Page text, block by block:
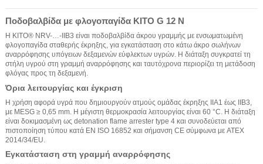
Ποδοβαλβίδα με φλογοπαγίδα KITO G 12 N
Η KITO® NRV-…-IIB3 είναι ποδοβαλβίδα άκρου γραμμής με ενσωματωμένη
φλογοπαγίδα σταθερής έκρηξης, για εγκατάσταση στο κάτω άκρο σωλήνων
αναρρόφησης υπόγειων δεξαμενών εύφλεκτων υγρών. Η διάταξη συγκρατεί τη
στήλη υγρού στη γραμμή αναρρόφησης και ταυτόχρονα περιορίζει τη μετάδοση
φλόγας προς τη δεξαμενή.
Όρια λειτουργίας και έγκριση
Η χρήση αφορά υγρά που δημιουργούν ατμούς ομάδας έκρηξης IIA1 έως IIB3,
με MESG ≥ 0,65 mm. Η μέγιστη θερμοκρασία λειτουργίας είναι 60 °C. Η διάταξη
είναι δοκιμασμένη ως detonation flame arrester type 4 και συνοδεύεται από
πιστοποίηση τύπου κατά EN ISO 16852 και σήμανση CE σύμφωνα με ATEX
2014/34/EU.
Εγκατάσταση στη γραμμή αναρρόφησης